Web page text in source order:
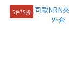
5件75折